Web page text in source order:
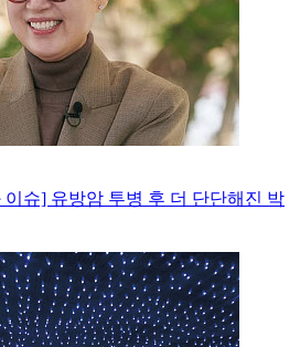
이슈] 유방암 투병 후 더 단단해진 박